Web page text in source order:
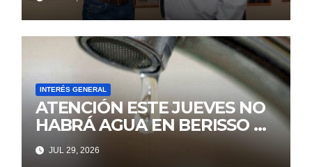
Una Vieja Historia De
Ineficiencia
INTERÉS GENERAL
ATENCIÓN ESTE JUEVES NO
HABRÁ AGUA EN BERISSO NI
ENSENADA
JUL 29, 2026